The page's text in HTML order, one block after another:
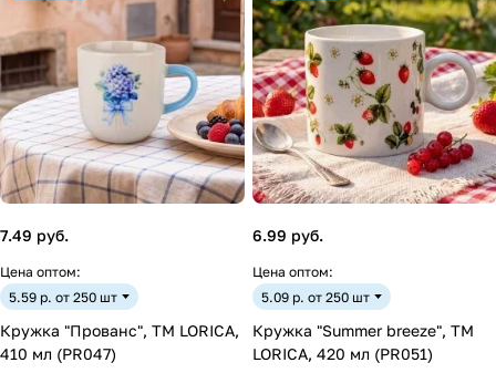
7.49 руб.
Цена оптом:
5.59 р. от 250 шт
Кружка "Прованс", ТМ LORICA,
410 мл (PR047)
6.99 руб.
Цена оптом:
5.09 р. от 250 шт
Кружка "Summer breeze", ТМ
LORICA, 420 мл (PR051)